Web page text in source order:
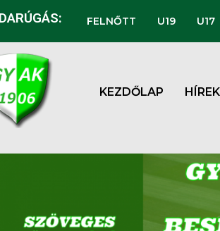
FELNŐTT U19 U17
KEZDŐLAP HÍREK